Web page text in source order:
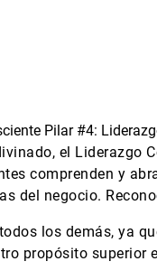
Pilar #4:
el Liderazgo
comprenden y
del negocio.
los demás, ya
propósito superior